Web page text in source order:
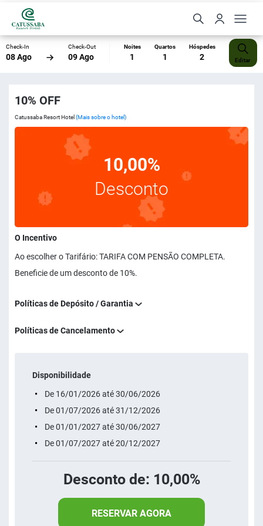
Check-In
08 Ago
Check-Out
09 Ago
Noites
1
Quartos
1
Hóspedes
2 Editar
10% OFF
Catussaba Resort Hotel (Mais sobre o hotel)
10,00%
Desconto
O Incentivo
Ao escolher o Tarifário: TARIFA COM PENSÃO COMPLETA.
Beneficie de um desconto de 10%.
Políticas de Depósito / Garantia
Políticas de Cancelamento
Disponibilidade
De 16/01/2026 até 30/06/2026
De 01/07/2026 até 31/12/2026
De 01/01/2027 até 30/06/2027
De 01/07/2027 até 20/12/2027
Desconto de: 10,00%
RESERVAR AGORA